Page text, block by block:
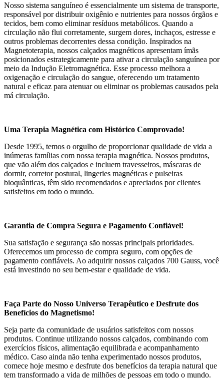
Nosso sistema sanguíneo é essencialmente um sistema de transporte,
responsável por distribuir oxigênio e nutrientes para nossos órgãos e
tecidos, bem como eliminar resíduos metabólicos. Quando a
circulação não flui corretamente, surgem dores, inchaços, estresse e
outros problemas decorrentes dessa condição. Inspirados na
Magnetoterapia, nossos calçados magnéticos apresentam ímãs
posicionados estrategicamente para ativar a circulação sanguínea por
meio da Indução Eletromagnética. Esse processo melhora a
oxigenação e circulação do sangue, oferecendo um tratamento
natural e eficaz para atenuar ou eliminar os problemas causados pela
má circulação.
Uma Terapia Magnética com Histórico Comprovado!
Desde 1995, temos o orgulho de proporcionar qualidade de vida a
inúmeras famílias com nossa terapia magnética. Nossos produtos,
que vão além dos calçados e incluem travesseiros, máscaras de
dormir, corretor postural, lingeries magnéticas e pulseiras
bioquânticas, têm sido recomendados e apreciados por clientes
satisfeitos em todo o mundo.
Garantia de Compra Segura e Pagamento Confiável!
Sua satisfação e segurança são nossas principais prioridades.
Oferecemos um processo de compra seguro, com opções de
pagamento confiáveis. Ao adquirir nossos calçados 700 Gauss, você
está investindo no seu bem-estar e qualidade de vida.
Faça Parte do Nosso Universo Terapêutico e Desfrute dos
Benefícios do Magnetismo!
Seja parte da comunidade de usuários satisfeitos com nossos
produtos. Continue utilizando nossos calçados, combinando com
exercícios físicos, alimentação equilibrada e acompanhamento
médico. Caso ainda não tenha experimentado nossos produtos,
comece hoje mesmo e desfrute dos benefícios da terapia natural que
tem transformado a vida de milhões de pessoas em todo o mundo.